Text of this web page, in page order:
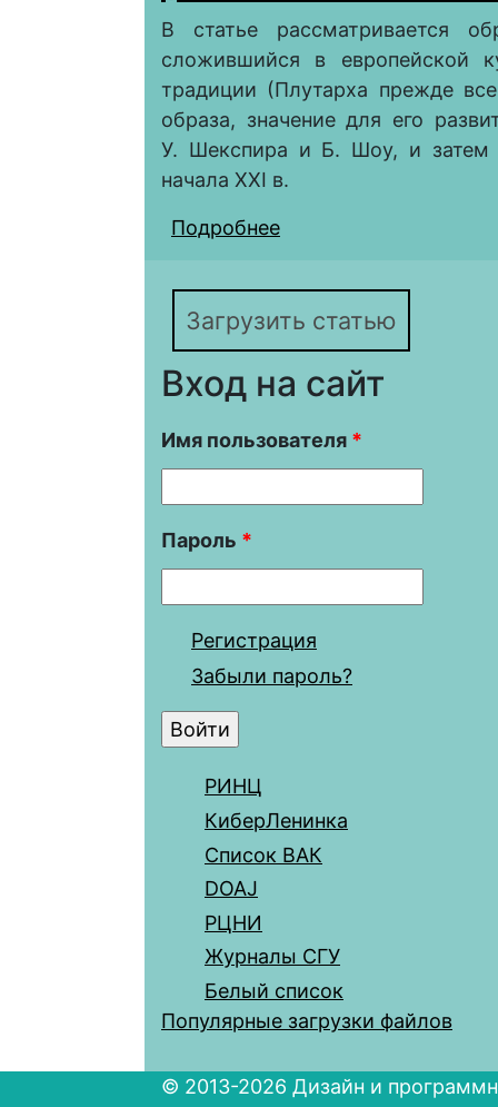
В статье рассматривается
сложившийся в европейской
традиции (Плутарха прежде
образа, значение для его
У. Шекспира и Б. Шоу, и затем
начала XXI в.
Подробнее
Загрузить статью
Вход на сайт
Имя пользователя *
Пароль *
Регистрация
Забыли пароль?
РИНЦ
КиберЛенинка
Список ВАК
DOAJ
РЦНИ
Журналы СГУ
Белый список
Популярные загрузки файлов
© 2013-2026 Дизайн и